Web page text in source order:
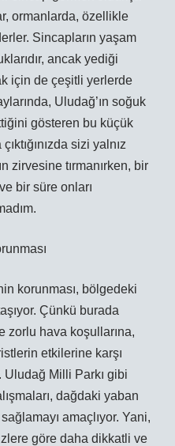
ormanlarda, özellikle
Sincapların yaşam
ancak yediği
için de çeşitli yerlerde
Uludağ’ın soğuk
gösteren bu küçük
sizi yalnız
zirvesine tırmanırken, bir
bir süre onları
korunması, bölgedeki
Çünkü burada
zorlu hava koşullarına,
etkilerine karşı
Uludağ Milli Parkı gibi
dağdaki yaban
amaçlıyor. Yani,
göre daha dikkatli ve